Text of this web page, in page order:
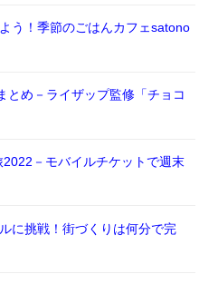
う！季節のごはんカフェsatono
とめ－ライザップ監修「チョコ
－モバイルチケットで週末
に挑戦！街づくりは何分で完